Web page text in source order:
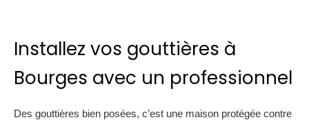
Installez vos gouttières à
Bourges avec un professionnel
Des gouttières bien posées, c’est une maison protégée contre